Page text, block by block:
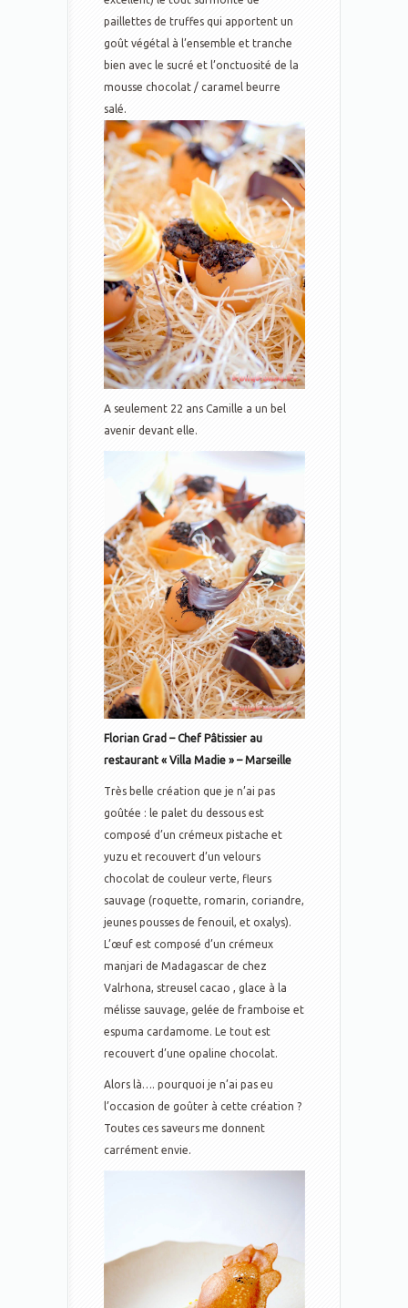
paillettes de truffes qui apportent un
goût végétal à l’ensemble et tranche
bien avec le sucré et l’onctuosité de la
mousse chocolat / caramel beurre
salé.
A seulement 22 ans Camille a un bel
avenir devant elle.
Florian Grad – Chef Pâtissier au
restaurant « Villa Madie » – Marseille
Très belle création que je n’ai pas
goûtée : le palet du dessous est
composé d’un crémeux pistache et
yuzu et recouvert d’un velours
chocolat de couleur verte, fleurs
sauvage (roquette, romarin, coriandre,
jeunes pousses de fenouil, et oxalys).
L’œuf est composé d’un crémeux
manjari de Madagascar de chez
Valrhona, streusel cacao , glace à la
mélisse sauvage, gelée de framboise et
espuma cardamome. Le tout est
recouvert d’une opaline chocolat.
Alors là…. pourquoi je n’ai pas eu
l’occasion de goûter à cette création ?
Toutes ces saveurs me donnent
carrément envie.